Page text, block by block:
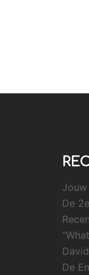
De
David
De